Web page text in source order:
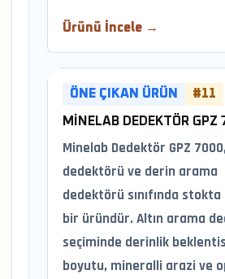
Ürünü İncele →
ÖNE ÇIKAN ÜRÜN #11
MINELAB DEDEKTÖR GPZ
Minelab Dedektör GPZ
dedektörü ve derin arama
dedektörü sınıfında
bir üründür. Altın arama
seçiminde derinlik
boyutu, mineralli arazi ve